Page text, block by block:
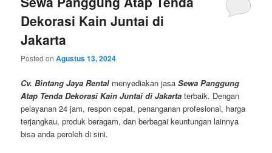
Dekorasi Kain Juntai di
Jakarta
Posted onAgustus 13, 2024
Cv. Bintang Jaya Rental menyediakan jasaSewa Panggung
Atap Tenda Dekorasi Kain Juntai di Jakarta terbaik. Dengan
pelayanan 24 jam, respon cepat, penanganan profesional, harga
terjangkau, produk beragam, dan berbagai keuntungan lainnya
bisa anda peroleh di sini.